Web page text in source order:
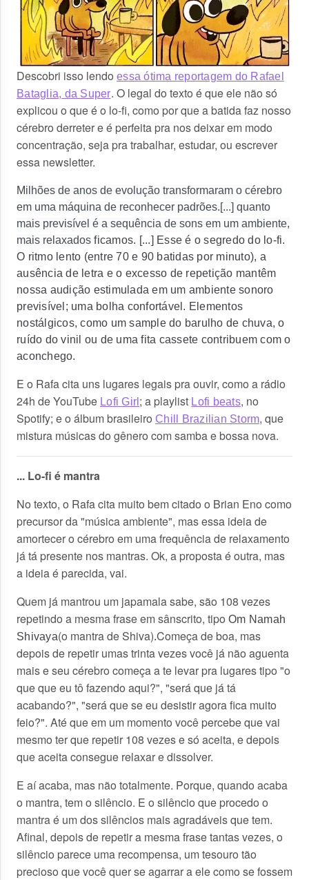
Descobri isso lendo essa ótima reportagem do Rafael
Bataglia, da Super. O legal do texto é que ele não só
explicou o que é o lo-fi, como por que a batida faz nosso
cérebro derreter e é perfeita pra nos deixar em modo
concentração, seja pra trabalhar, estudar, ou escrever
essa newsletter.
Milhões de anos de evolução transformaram o cérebro
em uma máquina de reconhecer padrões.[...] quanto
mais previsível é a sequência de sons em um ambiente,
mais relaxados ficamos. [...] Esse é o segredo do lo-fi.
O ritmo lento (entre 70 e 90 batidas por minuto), a
ausência de letra e o excesso de repetição mantêm
nossa audição estimulada em um ambiente sonoro
previsível; uma bolha confortável. Elementos
nostálgicos, como um sample do barulho de chuva, o
ruído do vinil ou de uma fita cassete contribuem com o
aconchego.
E o Rafa cita uns lugares legais pra ouvir, como a rádio
24h de YouTube Lofi Girl ; a playlist Lofi beats, no
Spotify; e o álbum brasileiro Chill Brazilian Storm, que
mistura músicas do gênero com samba e bossa nova.
... Lo-fi é mantra
No texto, o Rafa cita muito bem citado o Brian Eno como
precursor da "música ambiente", mas essa ideia de
amortecer o cérebro em uma frequência de relaxamento
já tá presente nos mantras. Ok, a proposta é outra, mas
a ideia é parecida, vai.
Quem já mantrou um japamala sabe, são 108 vezes
repetindo a mesma frase em sânscrito, tipo Om Namah
Shivaya(o mantra de Shiva).Começa de boa, mas
depois de repetir umas trinta vezes você já não aguenta
mais e seu cérebro começa a te levar pra lugares tipo "o
que que eu tô fazendo aqui?", "será que já tá
acabando?", "será que se eu desistir agora fica muito
feio?". Até que em um momento você percebe que vai
mesmo ter que repetir 108 vezes e só aceita, e depois
que aceita consegue relaxar e dissolver.
E aí acaba, mas não totalmente. Porque, quando acaba
o mantra, tem o silêncio. E o silêncio que procedo o
mantra é um dos silêncios mais agradáveis que tem.
Afinal, depois de repetir a mesma frase tantas vezes, o
silêncio parece uma recompensa, um tesouro tão
precioso que você quer se agarrar a ele como se fossem